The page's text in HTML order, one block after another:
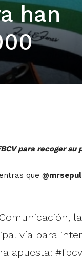
han
para recoger
que @mrsepul
vía para
apuesta: